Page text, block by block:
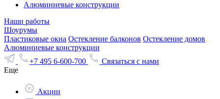
Алюминиевые конструкции
Наши работы
Шоурумы
Пластиковые окна Остекление балконов Остекление домов
Алюминиевые конструкции
+7 495 6-600-700
Связаться с нами
Еще
Акции